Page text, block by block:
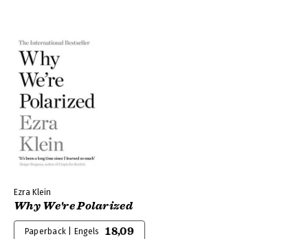
Ezra Klein
Why We're Polarized
Paperback | Engels 18,09